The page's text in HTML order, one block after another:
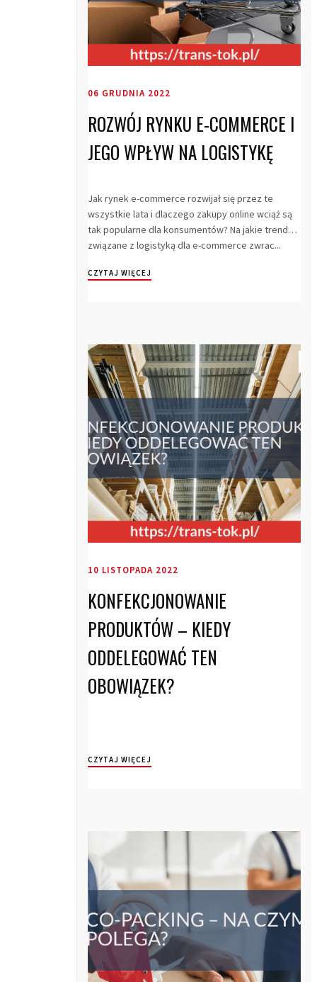
06 GRUDNIA 2022
ROZWÓJ RYNKU E-COMMERCE I
JEGO WPŁYW NA LOGISTYKĘ
Jak rynek e-commerce rozwijał się przez te
wszystkie lata i dlaczego zakupy online wciąż są
tak popularne dla konsumentów? Na jakie trendy
związane z logistyką dla e-commerce zwrac...
CZYTAJ WIĘCEJ
10 LISTOPADA 2022
KONFEKCJONOWANIE
PRODUKTÓW – KIEDY
ODDELEGOWAĆ TEN
OBOWIĄZEK?
CZYTAJ WIĘCEJ